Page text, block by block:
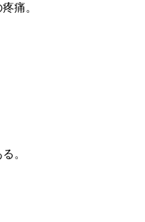
痛。
。